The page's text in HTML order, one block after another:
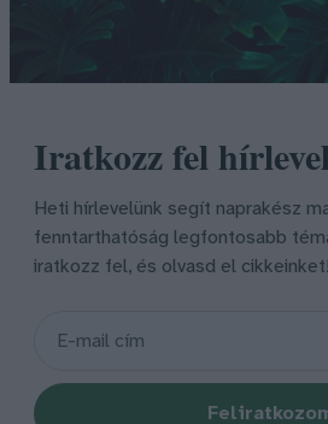
Iratkozz fel
Heti hírlevelünk segít naprakész
fenntarthatóság legfontosabb
iratkozz fel, és olvasd el cikkeinket!